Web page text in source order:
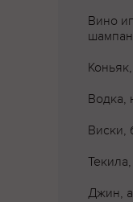
Вино
Водка,
Виски,
Джин,